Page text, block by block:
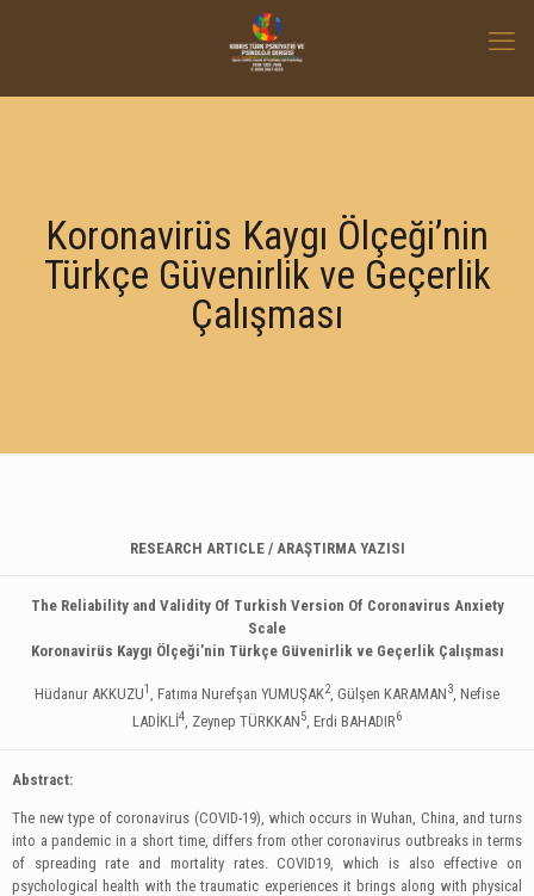
Koronavirüs Kaygı Ölçeği’nin
Türkçe Güvenirlik ve Geçerlik
Çalışması
RESEARCH ARTICLE / ARAŞTIRMA YAZISI
The Reliability and Validity Of Turkish Version Of Coronavirus Anxiety
Scale
Koronavirüs Kaygı Ölçeği’nin Türkçe Güvenirlik ve Geçerlik Çalışması
Hüdanur AKKUZU1, Fatıma Nurefşan YUMUŞAK2, Gülşen KARAMAN3, Nefise
LADİKLİ4, Zeynep TÜRKKAN5, Erdi BAHADIR6
Abstract:
The new type of coronavirus (COVID-19), which occurs in Wuhan, China, and turns
into a pandemic in a short time, differs from other coronavirus outbreaks in terms
of spreading rate and mortality rates. COVID19, which is also effective on
psychological health with the traumatic experiences it brings along with physical